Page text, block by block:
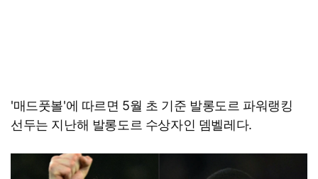
'매드풋볼'에 따르면 5월 초 기준 발롱도르 파워랭킹
선두는 지난해 발롱도르 수상자인 뎀벨레다.